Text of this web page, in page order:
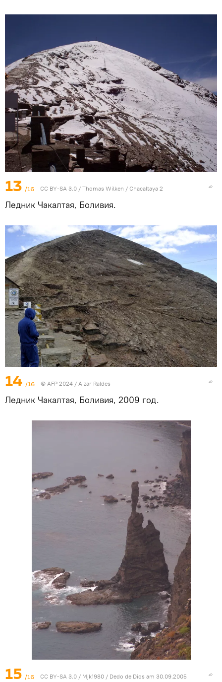
13 /16 CC BY-SA 3.0 / Thomas Wilken / Chacaltaya 2
Ледник Чакалтая, Боливия.
14 /16 © AFP 2024 / Aizar Raldes
Ледник Чакалтая, Боливия, 2009 год.
15 /16 CC BY-SA 3.0 / Mjk1980 / Dedo de Dios am 30.09.2005